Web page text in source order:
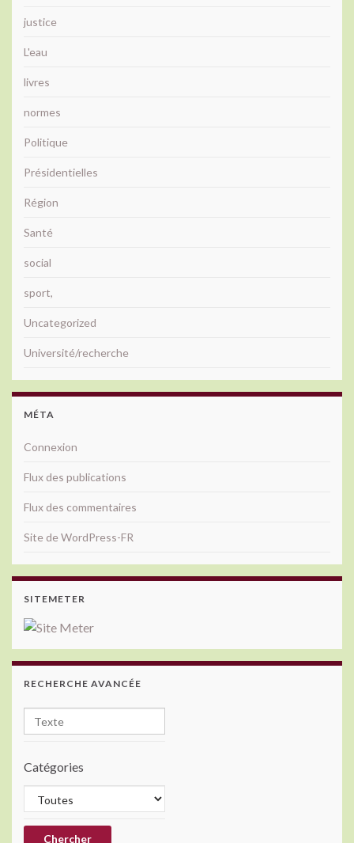
justice
L'eau
livres
normes
Politique
Présidentielles
Région
Santé
social
sport,
Uncategorized
Université/recherche
MÉTA
Connexion
Flux des publications
Flux des commentaires
Site de WordPress-FR
SITEMETER
RECHERCHE AVANCÉE
Catégories